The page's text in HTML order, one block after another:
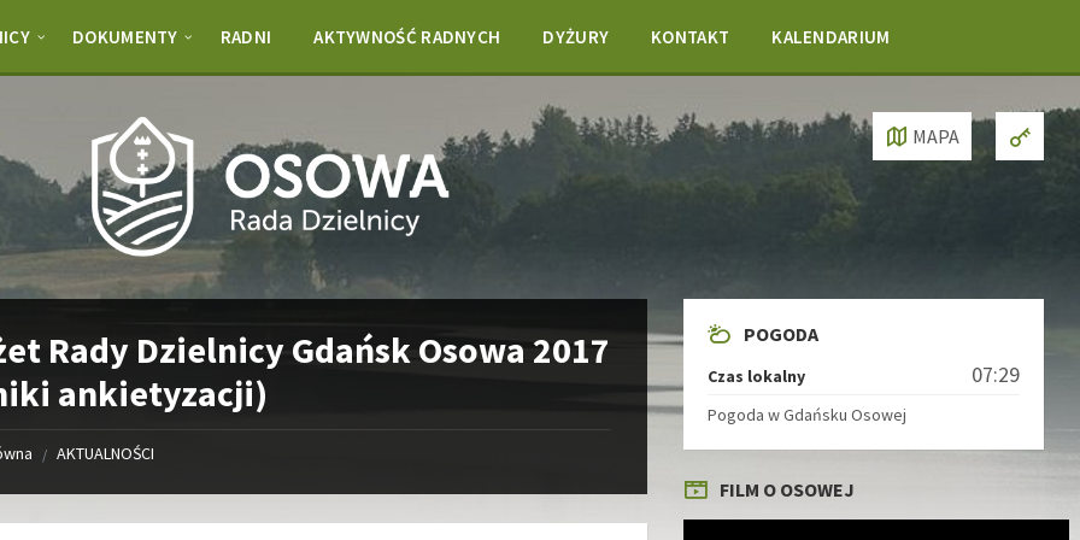
DOKUMENTY RADNI AKTYWNOŚĆ RADNYCH DYŻURY KONTAKT KALENDARIUM
MAPA
Rady Dzielnicy Gdańsk Osowa 2017
ankietyzacji)
/ AKTUALNOŚCI
POGODA
Czas lokalny 07:29
Pogoda w Gdańsku Osowej
FILM O OSOWEJ